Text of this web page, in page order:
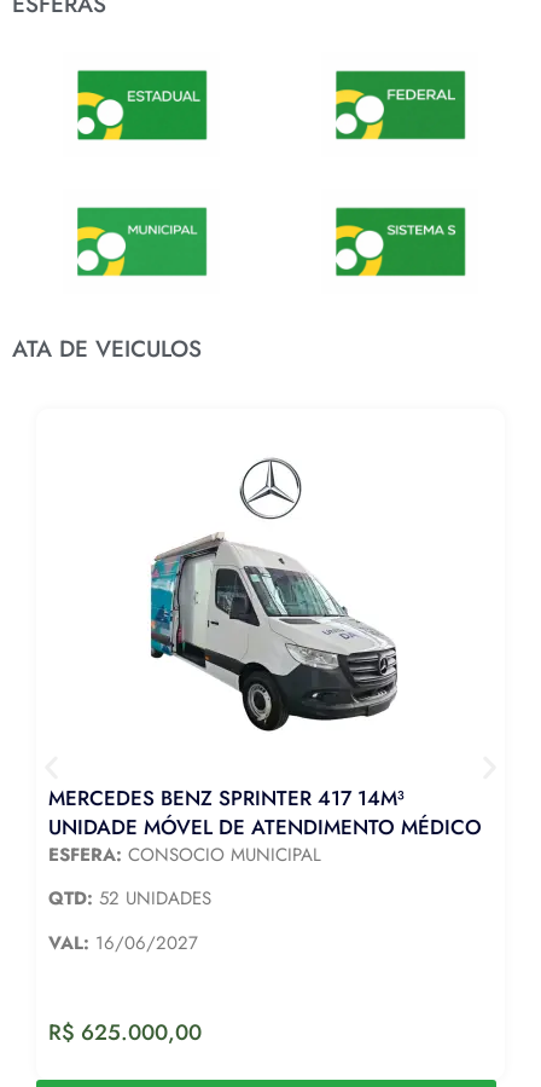
ATA DE VEICULOS
MERCEDES BENZ SPRINTER 417 14M³
UNIDADE MÓVEL DE ATENDIMENTO MÉDICO
ESFERA: CONSOCIO MUNICIPAL
QTD: 52 UNIDADES
VAL: 16/06/2027
R$ 625.000,00